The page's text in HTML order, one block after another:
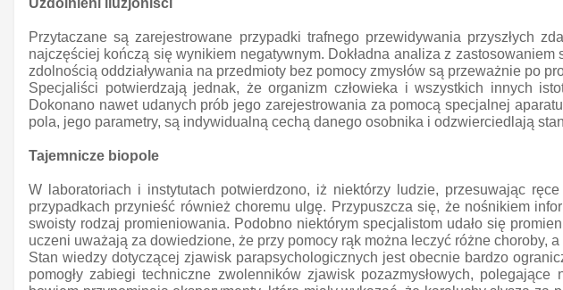
Przytaczane są zarejestrowane przypadki trafnego przewidywania przyszłych
najczęściej kończą się wynikiem negatywnym. Dokładna analiza z
zdolnością oddziaływania na przedmioty bez pomocy zmysłów są przeważnie po
Specjaliści potwierdzają jednak, że organizm człowieka i wszystkich innych
Dokonano nawet udanych prób jego zarejestrowania za pomocą specjalnej
pola, jego parametry, są indywidualną cechą danego osobnika i odzwierciedlają
Tajemnicze biopole
W laboratoriach i instytutach potwierdzono, iż niektórzy ludzie, przesuwając
przypadkach przynieść również choremu ulgę. Przypuszcza się, że nośnikiem
swoisty rodzaj promieniowania. Podobno niektórym specjalistom udało się
uczeni uważają za dowiedzione, że przy pomocy rąk można leczyć różne choroby,
Stan wiedzy dotyczącej zjawisk parapsychologicznych jest obecnie bardzo
pomogły zabiegi techniczne zwolenników zjawisk pozazmysłowych,